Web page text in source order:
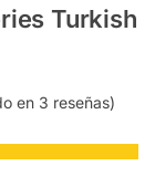
Turkish
en 3 reseñas)